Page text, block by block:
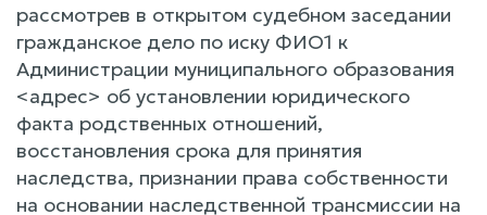
рассмотрев в открытом судебном заседании
гражданское дело по иску ФИО1 к
Администрации муниципального образования
<адрес> об установлении юридического
факта родственных отношений,
восстановления срока для принятия
наследства, признании права собственности
на основании наследственной трансмиссии на